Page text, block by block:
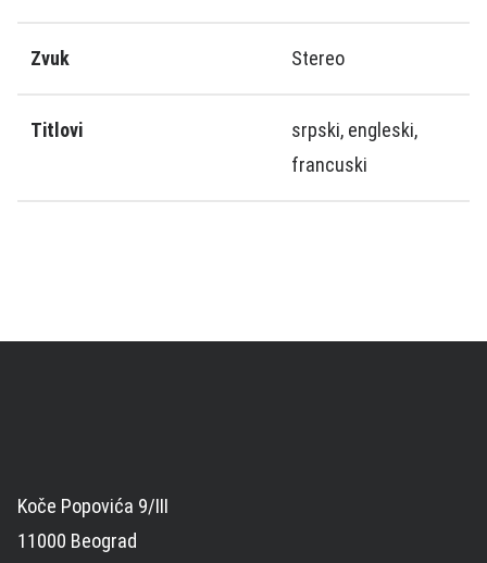
Zvuk Stereo
Titlovi
srpski, engleski,
francuski
Koče Popovića 9/III
11000 Beograd